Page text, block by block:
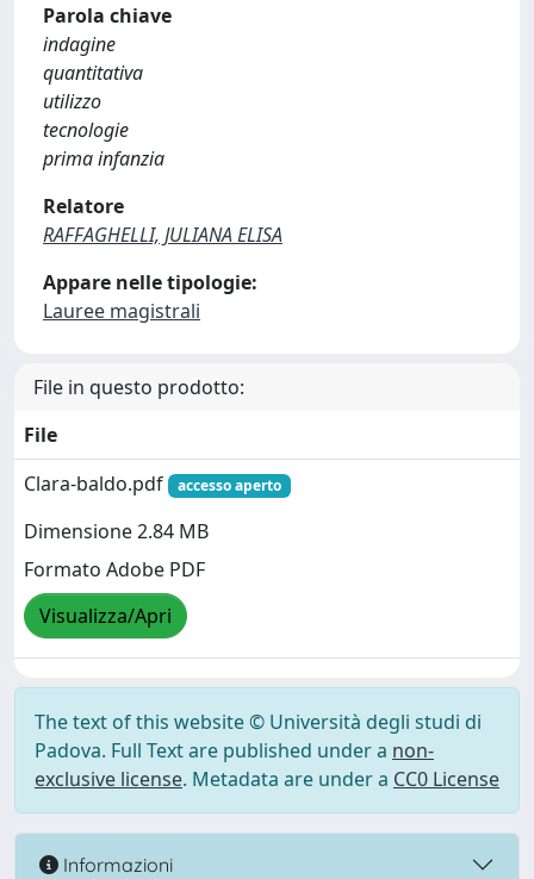
Parola chiave
indagine
quantitativa
utilizzo
tecnologie
prima infanzia
Relatore
RAFFAGHELLI, JULIANA ELISA
Appare nelle tipologie:
Lauree magistrali
File in questo prodotto:
File
Clara-baldo.pdf
accesso aperto
Dimensione 2.84 MB
Formato Adobe PDF
Visualizza/Apri
The text of this website © Università degli studi di
Padova. Full Text are published under a non-
exclusive license. Metadata are under a CC0 License
Informazioni